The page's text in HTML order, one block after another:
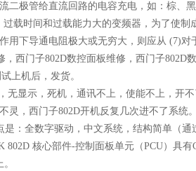
二极管给直流回路的电容充电，如：棕、
载时间和过载能力大的变频器，为了使
下导通电阻极大或无穷大，则应从 (7)对
，西门子802D数控面板维修，西门子802D
上机后，发货。
无显示，死机，通讯不上，使能不上，开
，西门子802D开机反复几次进不了系统。
：全数字驱动，中文系统，结构简单（通
核心部件-控制面板单元（PCU）具